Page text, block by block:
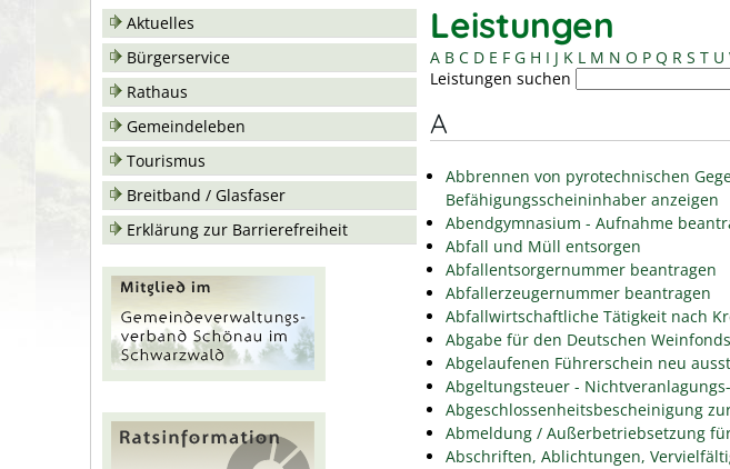
Aktuelles
Bürgerservice
Rathaus
Gemeindeleben
Tourismus
Breitband / Glasfaser
Erklärung zur Barrierefreiheit
Leistungen
A B C D E F G H I J K L M N O P Q R S T U
Leistungen suchen
A
Abbrennen von pyrotechnischen
Befähigungsscheininhaber anzeigen
Abendgymnasium - Aufnahme
Abfall und Müll entsorgen
Abfallentsorgernummer beantragen
Abfallerzeugernummer beantragen
Abfallwirtschaftliche Tätigkeit nach
Abgabe für den Deutschen
Abgelaufenen Führerschein neu
Abgeltungsteuer -
Abgeschlossenheitsbescheinigung
Abmeldung / Außerbetriebsetzung
Abschriften, Ablichtungen,